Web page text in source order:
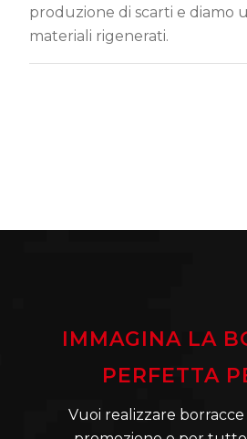
produzione di scarti e diamo
materiali rigenerati.
IMMAGINA LA
PERFETTA
Vuoi realizzare